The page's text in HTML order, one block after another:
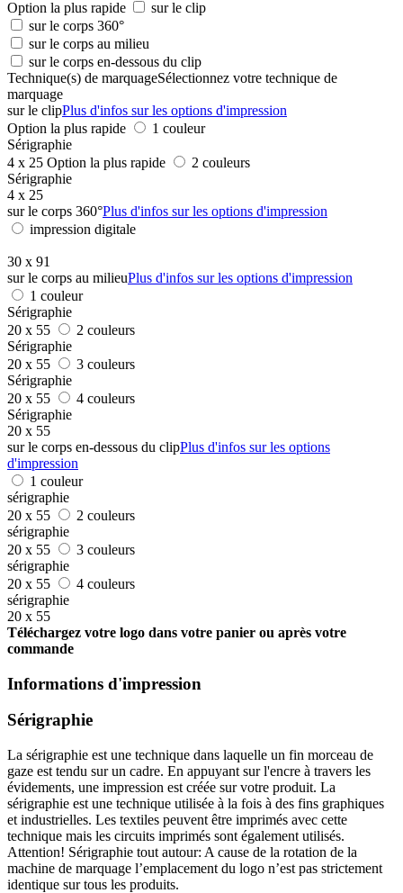
Option la plus rapide
sur le clip
sur le corps 360°
sur le corps au milieu
sur le corps en-dessous du clip
Technique(s) de marquageSélectionnez votre technique de
marquage
sur le clipPlus d'infos sur les options d'impression
Option la plus rapide
1 couleur
Sérigraphie
4 x 25 Option la plus rapide
2 couleurs
Sérigraphie
4 x 25
sur le corps 360°Plus d'infos sur les options d'impression
impression digitale
30 x 91
sur le corps au milieuPlus d'infos sur les options d'impression
1 couleur
Sérigraphie
20 x 55
2 couleurs
Sérigraphie
20 x 55
3 couleurs
Sérigraphie
20 x 55
4 couleurs
Sérigraphie
20 x 55
sur le corps en-dessous du clipPlus d'infos sur les options
d'impression
1 couleur
sérigraphie
20 x 55
2 couleurs
sérigraphie
20 x 55
3 couleurs
sérigraphie
20 x 55
4 couleurs
sérigraphie
20 x 55
Téléchargez votre logo dans votre panier ou après votre
commande
Informations d'impression
Sérigraphie
La sérigraphie est une technique dans laquelle un fin morceau de
gaze est tendu sur un cadre. En appuyant sur l'encre à travers les
évidements, une impression est créée sur votre produit. La
sérigraphie est une technique utilisée à la fois à des fins graphiques
et industrielles. Les textiles peuvent être imprimés avec cette
technique mais les circuits imprimés sont également utilisés.
Attention! Sérigraphie tout autour: A cause de la rotation de la
machine de marquage l’emplacement du logo n’est pas strictement
identique sur tous les produits.